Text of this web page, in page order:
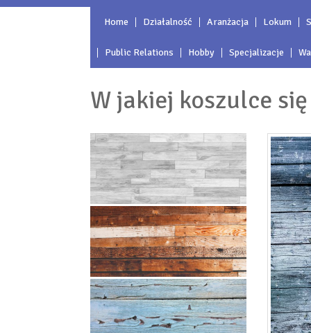
Home Działalność Aranżacja Lokum
Public Relations Hobby Specjalizacje
W jakiej koszulce